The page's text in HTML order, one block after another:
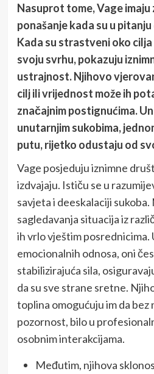
Nasuprot tome, Vage
ponašanje kada su u
Kada su strastveni oko
svoju svrhu, pokazuju
ustrajnost. Njihovo
cilj ili vrijednost može ih
značajnim postignućima.
unutarnjim sukobima,
putu, rijetko odustaju od
Vage posjeduju iznimne
izdvajaju. Ističu se u
savjeta i deeskalaciji
sagledavanja situacija iz
ih vrlo vještim
emocionalnih odnosa, oni
stabilizirajuća sila,
da su sve strane sretne.
toplina omogućuju im da bez
pozornost, bilo u
osobnim interakcijama.
Međutim, njihova